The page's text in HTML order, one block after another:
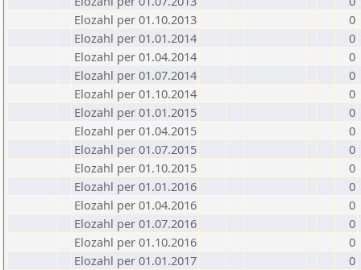
Elozahl per 01.10.2013
0
Elozahl per 01.01.2014
0
Elozahl per 01.04.2014
0
Elozahl per 01.07.2014
0
Elozahl per 01.10.2014
0
Elozahl per 01.01.2015
0
Elozahl per 01.04.2015
0
Elozahl per 01.07.2015
0
Elozahl per 01.10.2015
0
Elozahl per 01.01.2016
0
Elozahl per 01.04.2016
0
Elozahl per 01.07.2016
0
Elozahl per 01.10.2016
0
Elozahl per 01.01.2017
0